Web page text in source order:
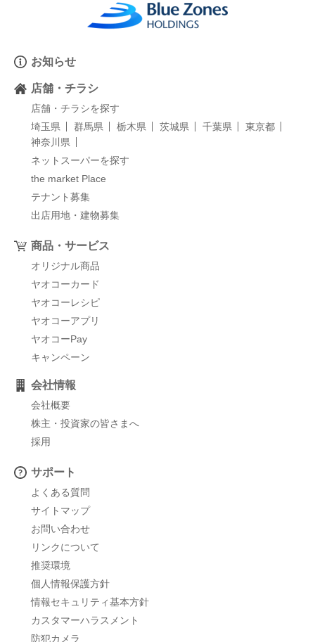
お知らせ
店舗・チラシ
店舗・チラシを探す
埼玉県
群馬県 栃木県 茨城県 千葉県
東京都
神奈川県
ネットスーパーを探す
the market Place
テナント募集
出店用地・建物募集
商品・サービス
オリジナル商品
ヤオコーカード
ヤオコーレシピ
ヤオコーアプリ
ヤオコーPay
キャンペーン
会社情報
会社概要
株主・投資家の皆さまへ
採用
サポート
よくある質問
サイトマップ
お問い合わせ
リンクについて
推奨環境
個人情報保護方針
情報セキュリティ基本方針
カスタマーハラスメント
防犯カメラ